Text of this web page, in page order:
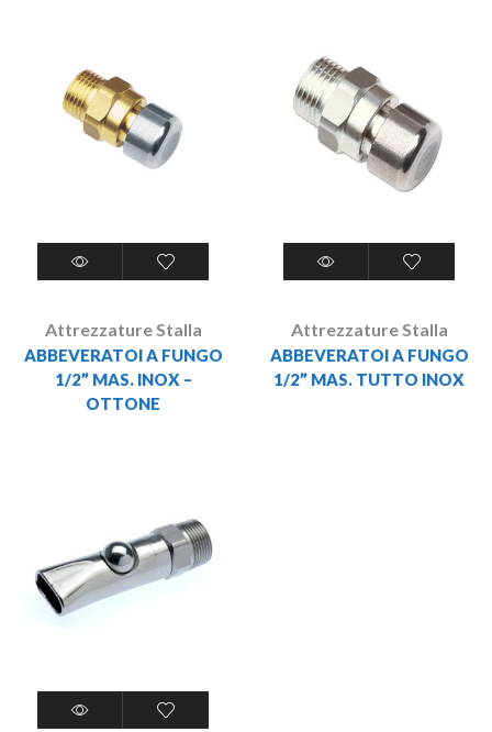
Attrezzature Stalla
ABBEVERATOI A FUNGO
1/2” MAS. INOX –
OTTONE
Attrezzature Stalla
ABBEVERATOI A FUNGO
1/2” MAS. TUTTO INOX